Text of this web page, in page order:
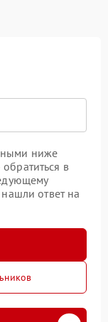
ниже
в
ответ на